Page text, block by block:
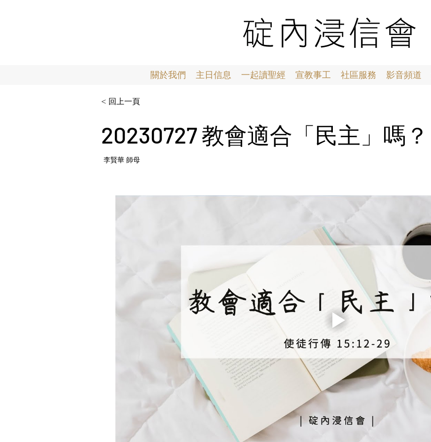
關於我們 主日信息 一起讀聖經 宣教事工 社區服務 影音頻道
< 回上一頁
20230727 教會適合「民主」嗎？
李賢華 師母